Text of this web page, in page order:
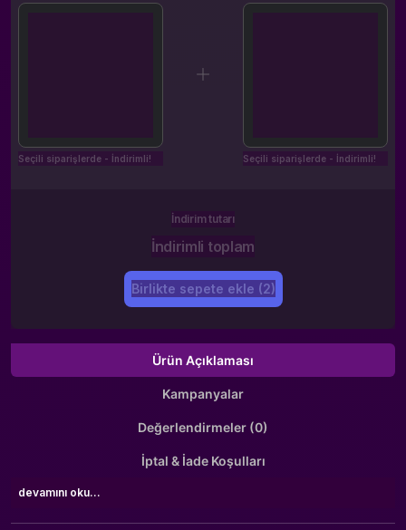
Seçili siparişlerde - İndirimli! Seçili siparişlerde - İndirimli!
İndirim tutarı
İndirimli toplam
Birlikte sepete ekle (2)
Ürün Açıklaması
Kampanyalar
Değerlendirmeler (0)
İptal & İade Koşulları
devamını oku...